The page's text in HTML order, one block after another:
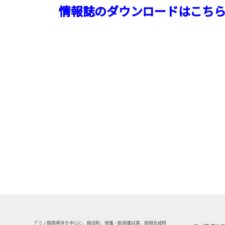
情報誌のダウンロードはこち
アミノ酸誘導体を中心に、縮合剤、保護・脱保護試薬、固相合成用